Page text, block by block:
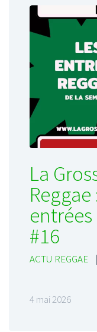
La
entrées
#16
ACTU REGGAE |
4 mai 2026